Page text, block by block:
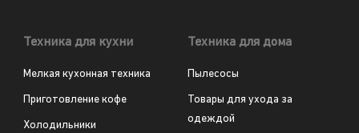
Техника для кухни
Мелкая кухонная техника
Приготовление кофе
Холодильники
Техника для дома
Пылесосы
Товары для ухода за
одеждой